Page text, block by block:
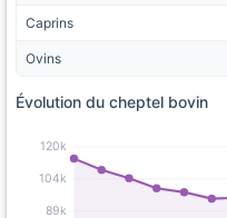
Caprins
Ovins
Évolution du cheptel bovin
89k
104k
120k